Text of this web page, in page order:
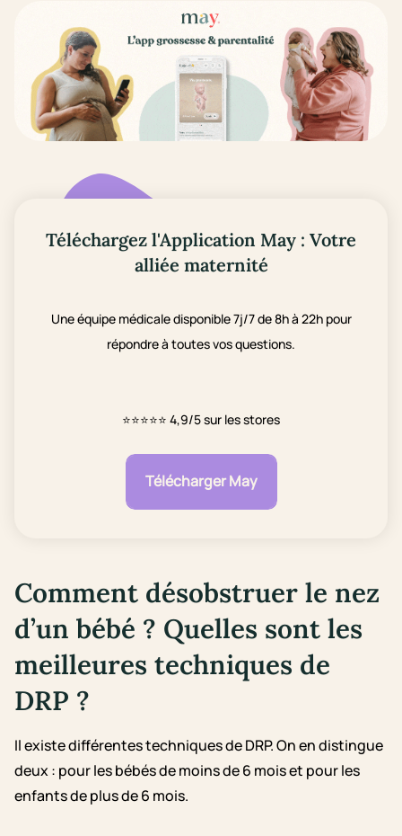
Téléchargez l'Application May : Votre
alliée maternité
Une équipe médicale disponible 7j/7 de 8h à 22h pour
répondre à toutes vos questions.
⭐⭐⭐⭐⭐ 4,9/5 sur les stores
Télécharger May
Comment désobstruer le nez
d’un bébé ? Quelles sont les
meilleures techniques de
DRP ?
Il existe différentes techniques de DRP. On en distingue
deux : pour les bébés de moins de 6 mois et pour les
enfants de plus de 6 mois.